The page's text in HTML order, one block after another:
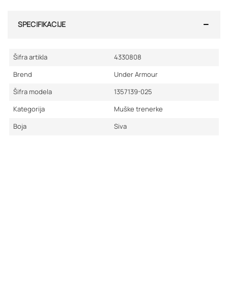
SPECIFIKACIJE
Šifra artikla
4330808
Brend
Under Armour
Šifra modela
1357139-025
Kategorija
Muške trenerke
Boja
Siva